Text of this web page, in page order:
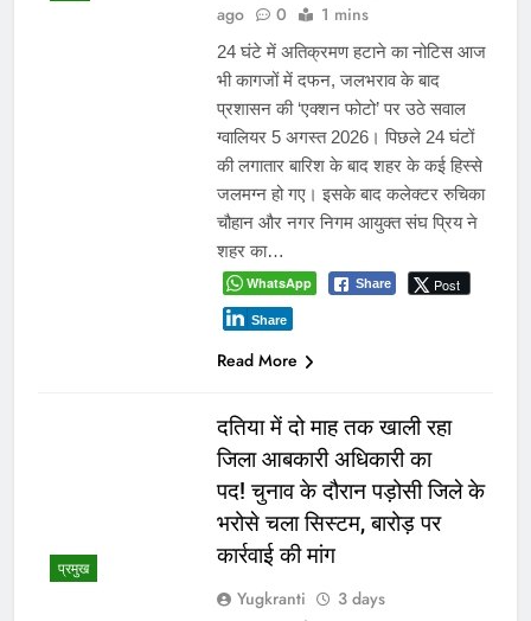
ago
0 1 mins
24 घंटे में अतिक्रमण हटाने का नोटिस आज
भी कागजों में दफन, जलभराव के बाद
प्रशासन की ‘एक्शन फोटो’ पर उठे सवाल
ग्वालियर 5 अगस्त 2026। पिछले 24 घंटों
की लगातार बारिश के बाद शहर के कई हिस्से
जलमग्न हो गए। इसके बाद कलेक्टर रुचिका
चौहान और नगर निगम आयुक्त संघ प्रिय ने
शहर का…
WhatsApp Share Post
Share
Read More
प्रमुख
दतिया में दो माह तक खाली रहा
जिला आबकारी अधिकारी का
पद! चुनाव के दौरान पड़ोसी जिले के
भरोसे चला सिस्टम, बारोड़ पर
कार्रवाई की मांग
Yugkranti
3 days